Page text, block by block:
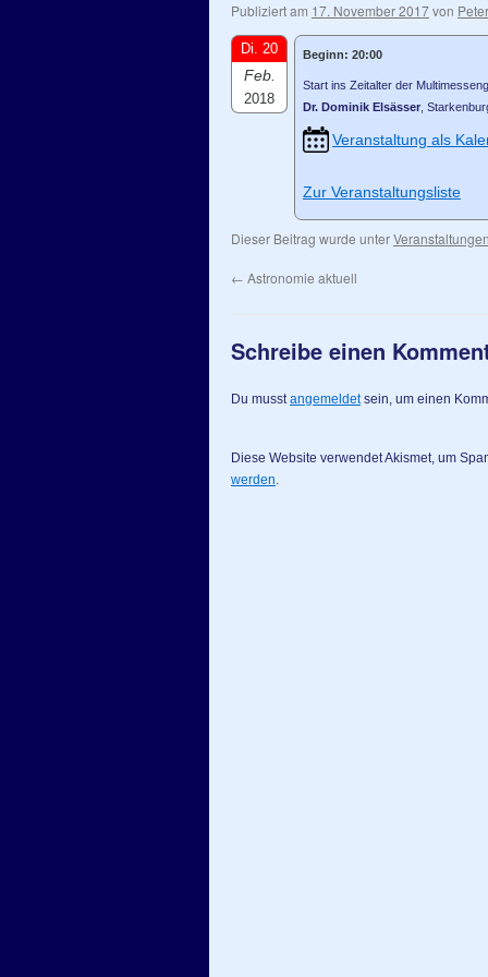
Publiziert am 17. November 2017von
Di. 20
Feb.
2018
Beginn: 20:00
Start ins Zeitalter der
Dr. Dominik Elsässer ,
Veranstaltung als
Zur Veranstaltungsliste
Dieser Beitrag wurde unterVeranstaltungen
← Astronomie aktuell
Schreibe einen
Du musstangemeldetsein, um einen
Diese Website verwendet Akismet, um
werden.